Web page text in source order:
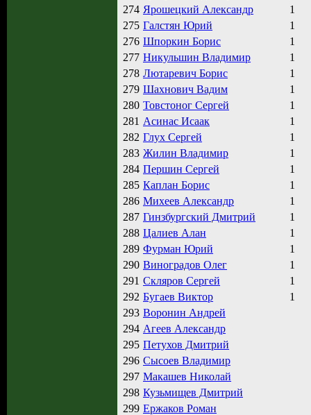
274 Ярошецкий Александр
1
275 Галстян Юрий
1
276 Шпоркин Борис
1
277 Никульшин Владимир
1
278 Лютаревич Борис
1
279 Шахнович Вадим
1
280 Товстоног Сергей
1
281 Асинас Исаак
1
282 Глух Сергей
1
283 Жилин Владимир
1
284 Першин Сергей
1
285 Каплан Борис
1
286 Михеев Александр
1
287 Гинзбургский Дмитрий
1
288 Цалиев Алан
1
289 Фурман Юрий
1
290 Виноградов Олег
1
291 Скляров Сергей
1
292 Бугаев Виктор
1
293 Воронин Андрей
294 Агеев Александр
295 Петухов Дмитрий
296 Сысоев Владимир
297 Макашев Николай
298 Кузьмищев Дмитрий
299 Ержаков Роман